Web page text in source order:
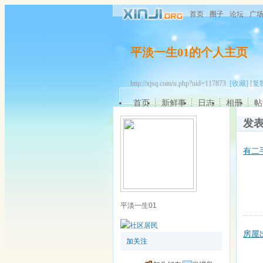
首页 圈子 论坛 广场
平淡一生01的个人主页
http://xjsq.com/u.php?uid=117873 [收藏] [复
首页 新鲜事 日志 相册
平淡一生01
加关注
发
有二
房屋